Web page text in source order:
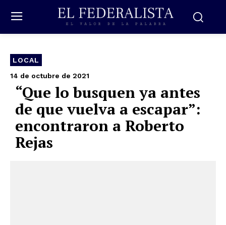
LOCAL
14 de octubre de 2021
“Que lo busquen ya antes
de que vuelva a escapar”:
encontraron a Roberto
Rejas